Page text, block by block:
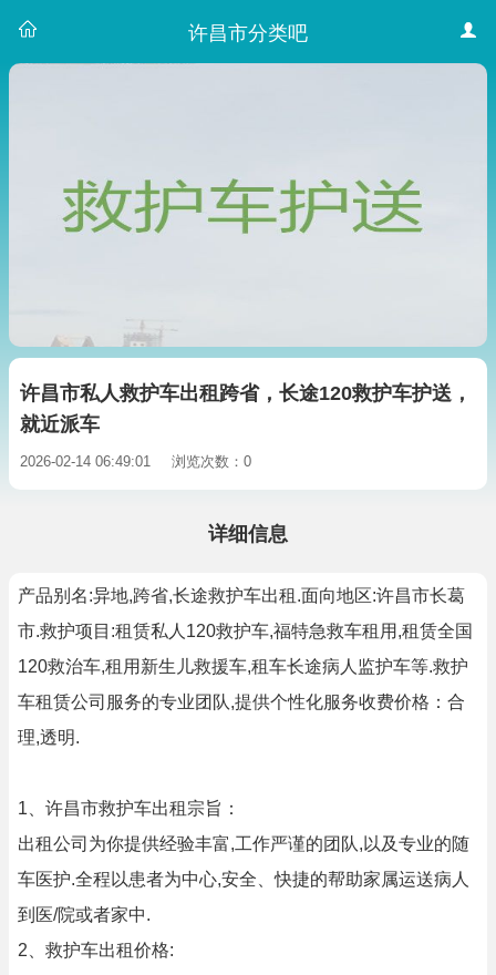
许昌市分类吧
许昌市私人救护车出租跨省，长途120救护车护送，
就近派车
2026-02-14 06:49:01 浏览次数：0
详细信息
产品别名:异地,跨省,长途救护车出租.面向地区:许昌市长葛
市.救护项目:租赁私人120救护车,福特急救车租用,租赁全国
120救治车,租用新生儿救援车,租车长途病人监护车等.救护
车租赁公司服务的专业团队,提供个性化服务收费价格：合
理,透明.
1、许昌市救护车出租宗旨：
出租公司为你提供经验丰富,工作严谨的团队,以及专业的随
车医护.全程以患者为中心,安全、快捷的帮助家属运送病人
到医/院或者家中.
2、救护车出租价格: